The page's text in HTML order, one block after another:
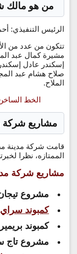
من هو مالك
الرئيس التنفيذي:
تتكون من عدد من
مشيرة كمال عبد
إسكندر عادل
صلاح هشام عبد
الملاح.
الخط
مشاريع شركة
قامت شركة مدينة
الممتازه، نظرا
مشاريع شركة
مشروع
كمبوند سراي
كمبوند
مشروع تاج